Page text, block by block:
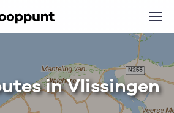
in Vlissingen